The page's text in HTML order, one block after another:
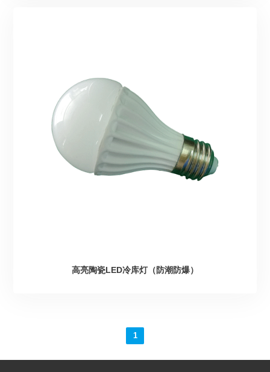
高亮陶瓷LED冷库灯（防潮防爆）
1